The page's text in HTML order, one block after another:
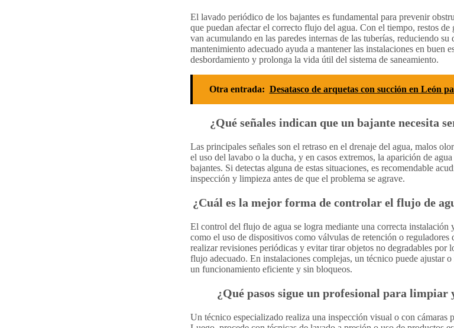
El lavado periódico de los bajantes es fundamental para prevenir
que puedan afectar el correcto flujo del agua. Con el tiempo, restos de
van acumulando en las paredes internas de las tuberías, reduciendo
mantenimiento adecuado ayuda a mantener las instalaciones en buen
desbordamiento y prolonga la vida útil del sistema de saneamiento.
Otra entrada: Desatasco de arquetas con succión en León
¿Qué señales indican que un bajante necesita
Las principales señales son el retraso en el drenaje del agua, malos
el uso del lavabo o la ducha, y en casos extremos, la aparición de agua
bajantes. Si detectas alguna de estas situaciones, es recomendable
inspección y limpieza antes de que el problema se agrave.
¿Cuál es la mejor forma de controlar el flujo de
El control del flujo de agua se logra mediante una correcta instalación
como el uso de dispositivos como válvulas de retención o reguladores
realizar revisiones periódicas y evitar tirar objetos no degradables por
flujo adecuado. En instalaciones complejas, un técnico puede ajustar
un funcionamiento eficiente y sin bloqueos.
¿Qué pasos sigue un profesional para limpiar
Un técnico especializado realiza una inspección visual o con cámaras